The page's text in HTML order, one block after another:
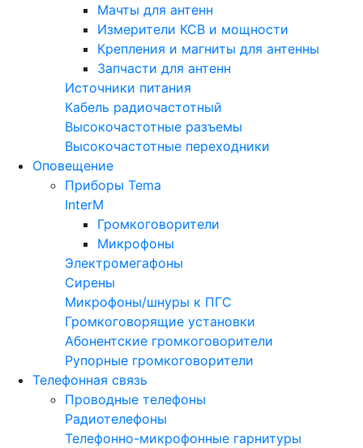
Мачты для антенн
Измерители КСВ и мощности
Крепления и магниты для антенны
Запчасти для антенн
Источники питания
Кабель радиочастотный
Высокочастотные разъемы
Высокочастотные переходники
Оповещение
Приборы Tema
InterM
Громкоговорители
Микрофоны
Электромегафоны
Сирены
Микрофоны/шнуры к ПГС
Громкоговорящие установки
Абонентские громкоговорители
Рупорные громкоговорители
Телефонная связь
Проводные телефоны
Радиотелефоны
Телефонно-микрофонные гарнитуры